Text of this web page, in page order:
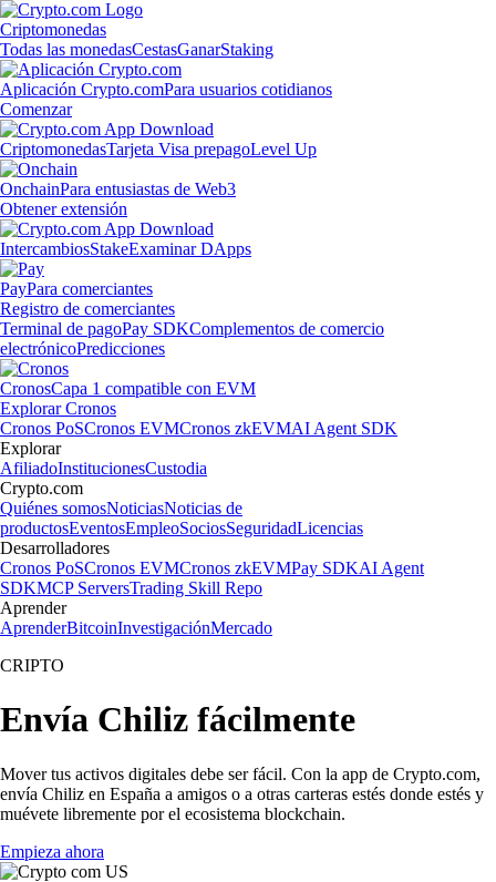
Criptomonedas
Todas las monedasCestasGanarStaking
Aplicación Crypto.comPara usuarios cotidianos
Comenzar
CriptomonedasTarjeta Visa prepagoLevel Up
OnchainPara entusiastas de Web3
Obtener extensión
IntercambiosStakeExaminar DApps
PayPara comerciantes
Registro de comerciantes
Terminal de pagoPay SDKComplementos de comercio
electrónicoPredicciones
CronosCapa 1 compatible con EVM
Explorar Cronos
Cronos PoSCronos EVMCronos zkEVMAI Agent SDK
Explorar
AfiliadoInstitucionesCustodia
Crypto.com
Quiénes somosNoticiasNoticias de
productosEventosEmpleoSociosSeguridadLicencias
Desarrolladores
Cronos PoSCronos EVMCronos zkEVMPay SDKAI Agent
SDKMCP ServersTrading Skill Repo
Aprender
AprenderBitcoinInvestigaciónMercado
CRIPTO
Envía Chiliz fácilmente
Mover tus activos digitales debe ser fácil. Con la app de Crypto.com,
envía Chiliz en España a amigos o a otras carteras estés donde estés y
muévete libremente por el ecosistema blockchain.
Empieza ahora